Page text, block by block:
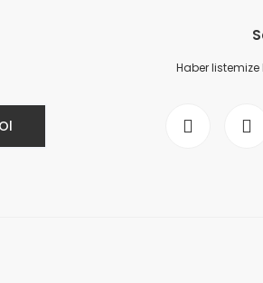
Haber